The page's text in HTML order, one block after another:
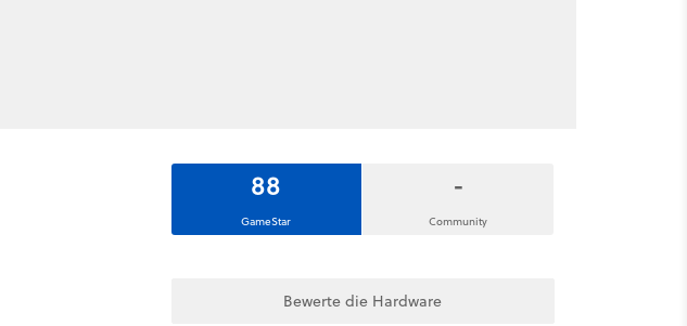
88
GameStar
-
Community
Bewerte die Hardware